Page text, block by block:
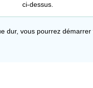
ci-dessus.
dur, vous pourrez